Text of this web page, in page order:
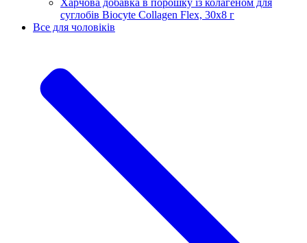
суглобів Biocyte Collagen Flex, 30х8 г
Все для чоловіків